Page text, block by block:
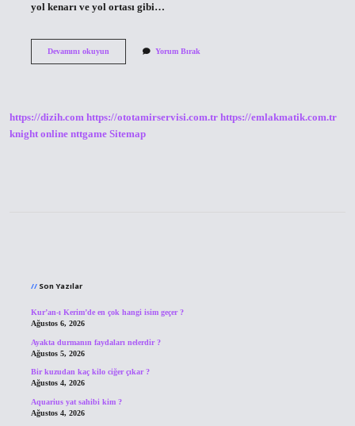
yol kenarı ve yol ortası gibi…
Devamını okuyunYol
Yorum Bırak
https://dizih.com https://ototamirservisi.com.tr https://emlakmatik.com.tr
knight online nttgame Sitemap
Son Yazılar
Kur’an-ı Kerim’de en çok hangi isim geçer ?
Ağustos 6, 2026
Ayakta durmanın faydaları nelerdir ?
Ağustos 5, 2026
Bir kuzudan kaç kilo ciğer çıkar ?
Ağustos 4, 2026
Aquarius yat sahibi kim ?
Ağustos 4, 2026